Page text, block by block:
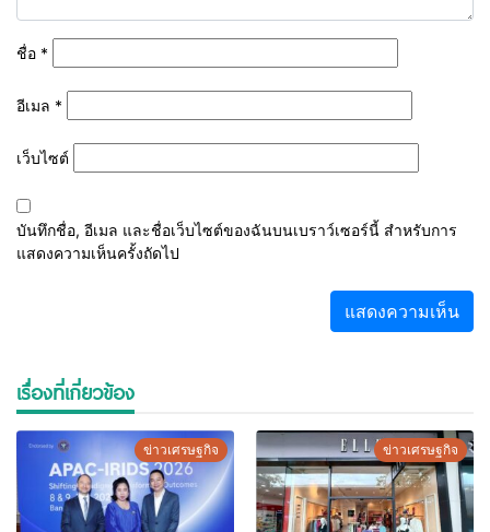
ชื่อ *
อีเมล *
เว็บไซต์
บันทึกชื่อ, อีเมล และชื่อเว็บไซต์ของฉันบนเบราว์เซอร์นี้ สำหรับการ
แสดงความเห็นครั้งถัดไป
เรื่องที่เกี่ยวข้อง
ข่าวเศรษฐกิจ ข่าวเศรษฐกิจ